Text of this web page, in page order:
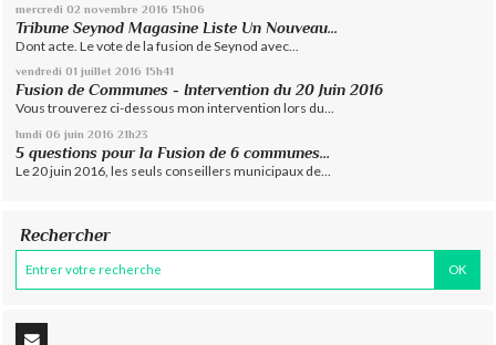
mercredi 02 novembre 2016 15h06
Tribune Seynod Magasine Liste Un Nouveau...
Dont acte. Le vote de la fusion de Seynod avec...
vendredi 01 juillet 2016 15h41
Fusion de Communes - Intervention du 20 Juin 2016
Vous trouverez ci-dessous mon intervention lors du...
lundi 06 juin 2016 21h23
5 questions pour la Fusion de 6 communes…
Le 20 juin 2016, les seuls conseillers municipaux de...
Rechercher